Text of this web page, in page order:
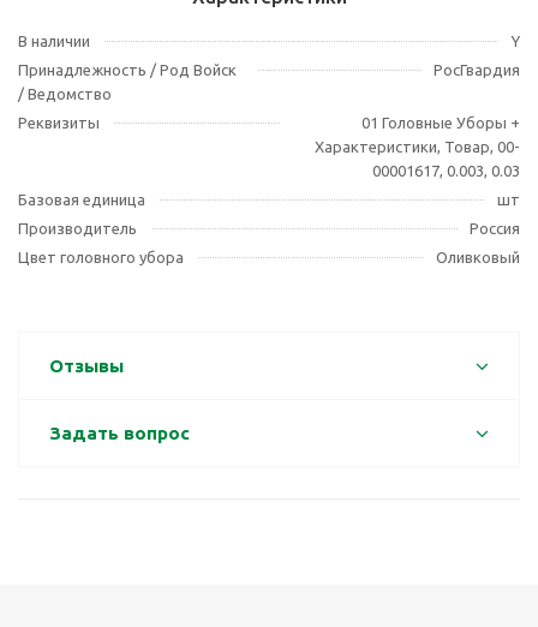
В наличии
Y
Принадлежность / Род Войск
/ Ведомство
РосГвардия
Реквизиты
01 Головные Уборы +
Характеристики, Товар, 00-
00001617, 0.003, 0.03
Базовая единица
шт
Производитель
Россия
Цвет головного убора
Оливковый
Отзывы
Задать вопрос